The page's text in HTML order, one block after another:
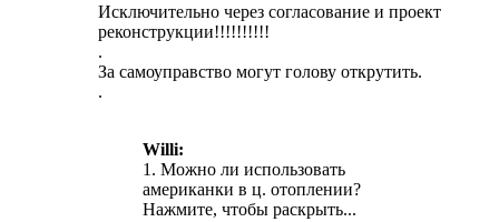
Исключительно через согласование и проект
реконструкции!!!!!!!!!!
.
За самоуправство могут голову открутить.
.
Willi:
1. Можно ли использовать
американки в ц. отоплении?
Нажмите, чтобы раскрыть...